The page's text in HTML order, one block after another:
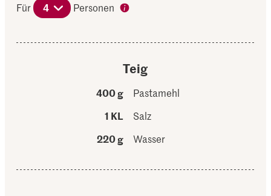
Für 4 Personen
Teig
400 g
Pastamehl
1 KL
Salz
220 g
Wasser